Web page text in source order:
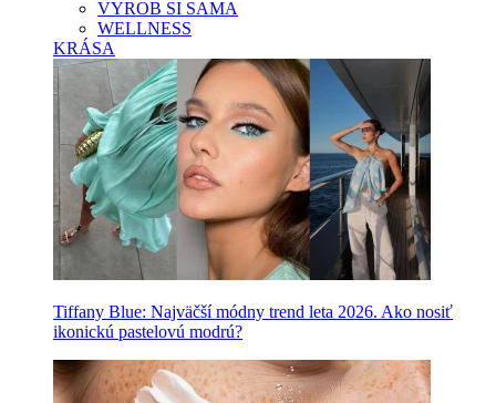
VYROB SI SAMA
WELLNESS
KRÁSA
Tiffany Blue: Najväčší módny trend leta 2026. Ako nosiť
ikonickú pastelovú modrú?